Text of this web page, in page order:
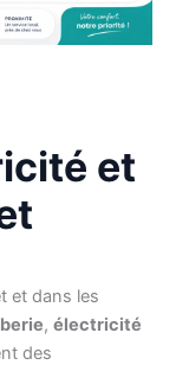
et
et dans les
, électricité
des